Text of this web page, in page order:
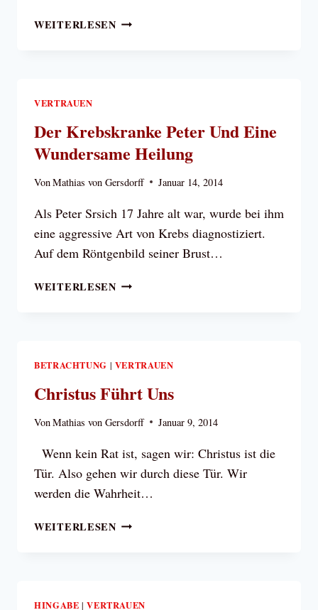
WEITERLESENDER
VERTRAUEN
Der Krebskranke Peter Und Eine
Wundersame Heilung
VonMathias von Gersdorff Januar 14, 2014
Als Peter Srsich 17 Jahre alt war, wurde bei ihm
eine aggressive Art von Krebs diagnostiziert.
Auf dem Röntgenbild seiner Brust…
WEITERLESENDER
WUNDERSAME
BETRACHTUNG | VERTRAUEN
Christus Führt Uns
VonMathias von Gersdorff Januar 9, 2014
Wenn kein Rat ist, sagen wir: Christus ist die
Tür. Also gehen wir durch diese Tür. Wir
werden die Wahrheit…
WEITERLESENCHRISTUS
HINGABE |VERTRAUEN